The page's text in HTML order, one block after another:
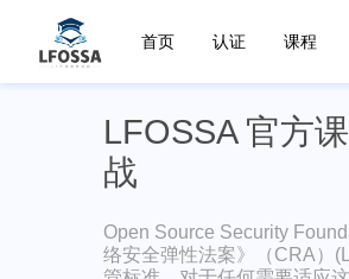
首页 认证 课程
LFOSSA 官方
战
Open Source Security
络安全弹性法案》（CRA）